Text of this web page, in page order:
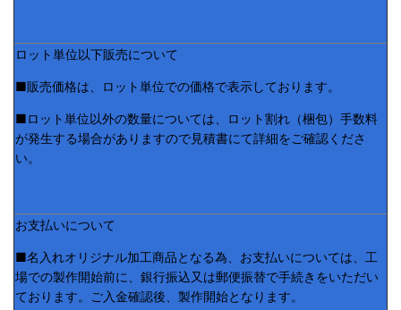
ロット単位以下販売について
■販売価格は、ロット単位での価格で表示しております。
■ロット単位以外の数量については、ロット割れ（梱包）手数料
が発生する場合がありますので見積書にて詳細をご確認くださ
い。
お支払いについて
■名入れオリジナル加工商品となる為、お支払いについては、工
場での製作開始前に、銀行振込又は郵便振替で手続きをいただい
ております。ご入金確認後、製作開始となります。